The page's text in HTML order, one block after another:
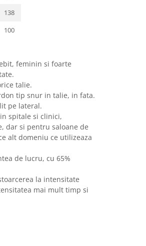
138
100
feminin si foarte
talie.
tip snur in talie, in fata.
pe lateral.
spitale si clinici,
dar si pentru saloane de
alt domeniu ce utilizeaza
de lucru, cu 65%
la intensitate
mai mult timp si